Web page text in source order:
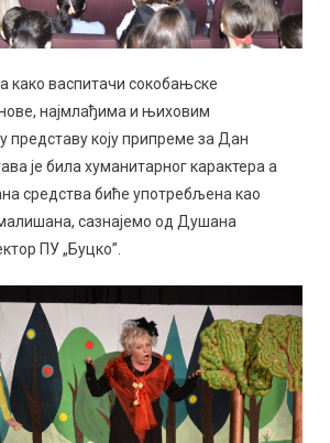
како васпитачи сокобањске
најмлађима и њиховим
представу коју припреме за Дан
је била хуманитарног карактера а
средства биће употребљена као
сазнајемо од Душана
ПУ „Буцко”.